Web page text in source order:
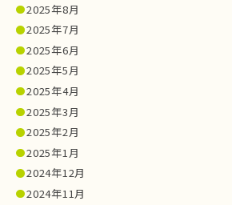
2025年8月
2025年7月
2025年6月
2025年5月
2025年4月
2025年3月
2025年2月
2025年1月
2024年12月
2024年11月